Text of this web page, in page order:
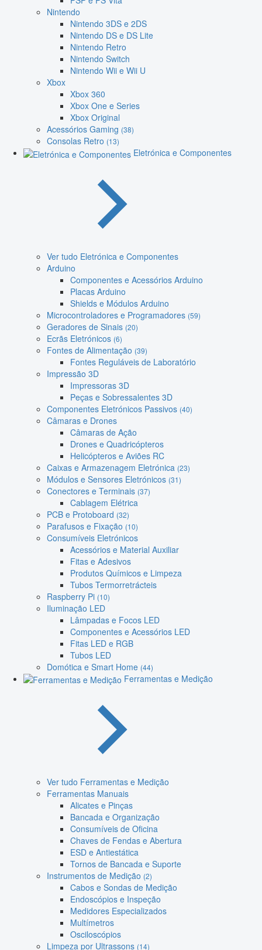
Nintendo
Nintendo 3DS e 2DS
Nintendo DS e DS Lite
Nintendo Retro
Nintendo Switch
Nintendo Wii e Wii U
Xbox
Xbox 360
Xbox One e Series
Xbox Original
Acessórios Gaming (38)
Consolas Retro (13)
Eletrónica e Componentes
Ver tudo Eletrónica e Componentes
Arduino
Componentes e Acessórios Arduino
Placas Arduino
Shields e Módulos Arduino
Microcontroladores e Programadores (59)
Geradores de Sinais (20)
Ecrãs Eletrónicos (6)
Fontes de Alimentação (39)
Fontes Reguláveis de Laboratório
Impressão 3D
Impressoras 3D
Peças e Sobressalentes 3D
Componentes Eletrónicos Passivos (40)
Câmaras e Drones
Câmaras de Ação
Drones e Quadricópteros
Helicópteros e Aviões RC
Caixas e Armazenagem Eletrónica (23)
Módulos e Sensores Eletrónicos (31)
Conectores e Terminais (37)
Cablagem Elétrica
PCB e Protoboard (32)
Parafusos e Fixação (10)
Consumíveis Eletrónicos
Acessórios e Material Auxiliar
Fitas e Adesivos
Produtos Químicos e Limpeza
Tubos Termorretrácteis
Raspberry Pi (10)
Iluminação LED
Lâmpadas e Focos LED
Componentes e Acessórios LED
Fitas LED e RGB
Tubos LED
Domótica e Smart Home (44)
Ferramentas e Medição
Ver tudo Ferramentas e Medição
Ferramentas Manuais
Alicates e Pinças
Bancada e Organização
Consumíveis de Oficina
Chaves de Fendas e Abertura
ESD e Antiestática
Tornos de Bancada e Suporte
Instrumentos de Medição (2)
Cabos e Sondas de Medição
Endoscópios e Inspeção
Medidores Especializados
Multímetros
Osciloscópios
Limpeza por Ultrassons (14)